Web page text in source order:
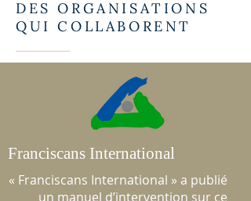
DES ORGANISATIONS
QUI COLLABORENT
Franciscans International
« Franciscans International » a publié
un manuel d’intervention sur ce